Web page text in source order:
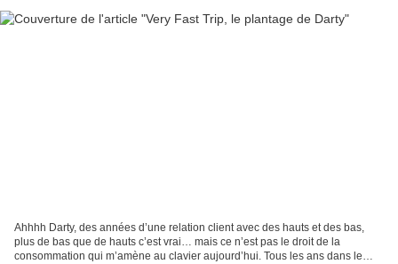
Ahhhh Darty, des années d’une relation client avec des hauts et des bas,
plus de bas que de hauts c’est vrai… mais ce n’est pas le droit de la
consommation qui m’amène au clavier aujourd’hui. Tous les ans dans le